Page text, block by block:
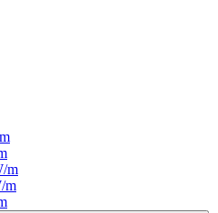
m
m